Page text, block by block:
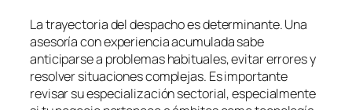
La trayectoria del despacho es determinante. Una
asesoría con experiencia acumulada sabe
anticiparse a problemas habituales, evitar errores y
resolver situaciones complejas. Es importante
revisar su especialización sectorial, especialmente